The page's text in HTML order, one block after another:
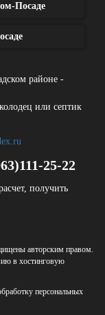
Посаде
или септик
25-22
получить
авторским правом.
в хостинговую
персональных